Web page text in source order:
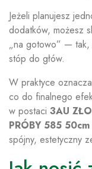
Jeżeli planujesz
dodatków, możesz
„na gotowo” — tak,
stóp do głów.
W praktyce
co do finalnego
w postaci 3AU
PRÓBY 585
spójny, estetyczny